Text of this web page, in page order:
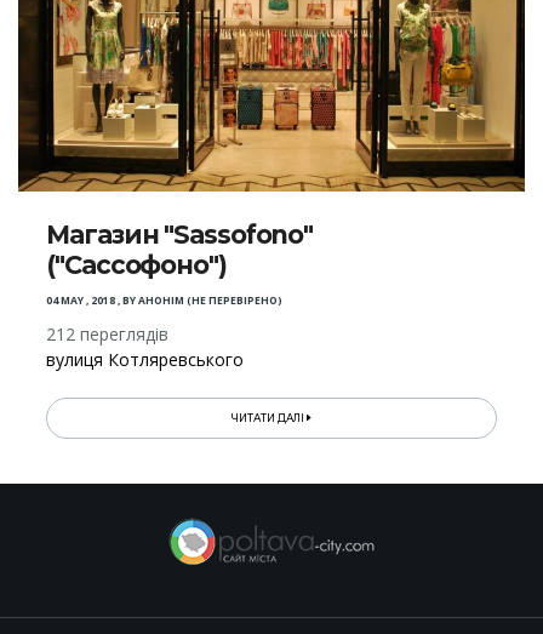
Магазин "Sassofono"
("Сассофоно")
04 MAY , 2018,BYАНОНІМ (НЕ ПЕРЕВІРЕНО)
212 переглядів
вулиця Котляревського
ЧИТАТИ ДАЛІ